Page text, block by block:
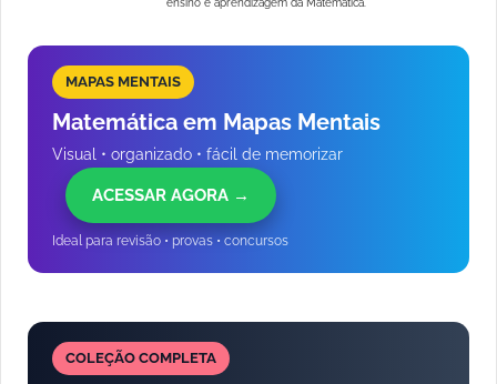
ensino e aprendizagem da Matemática.
MAPAS MENTAIS
Matemática em Mapas Mentais
Visual • organizado • fácil de memorizar
ACESSAR AGORA →
Ideal para revisão • provas • concursos
COLEÇÃO COMPLETA